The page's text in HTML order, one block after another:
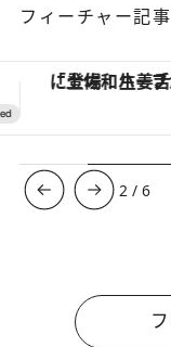
フィーチャー記事
【夏限定ディナーコース】旬を迎える稚鮎
3 /6